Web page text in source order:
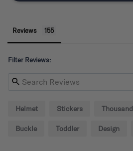
Reviews
Filter Reviews:
Helmet Stickers Thousand
Buckle Toddler Design